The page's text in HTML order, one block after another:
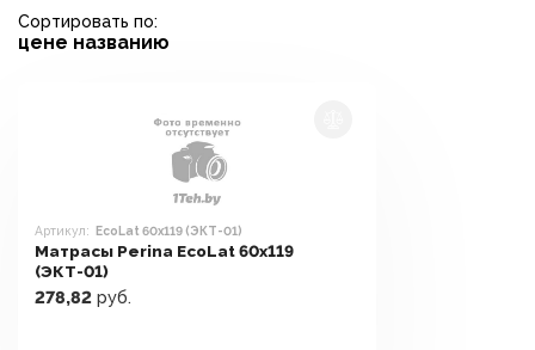
Сортировать по:
цене названию
Артикул: EcoLat 60x119 (ЭКТ-01)
Матрасы Perina EcoLat 60x119
(ЭКТ-01)
278,82 руб.